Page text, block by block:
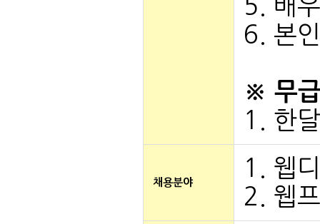
5. 배
6. 본
※ 무
1. 한
채용분야
1. 웹
2. 웹